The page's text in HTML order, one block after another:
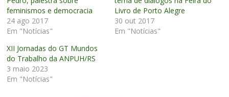
feminismos e democracia
24 ago 2017
Em "Notícias"
Livro de Porto Alegre
30 out 2017
Em "Notícias"
XII Jornadas do GT Mundos
do Trabalho da ANPUH/RS
3 maio 2023
Em "Notícias"